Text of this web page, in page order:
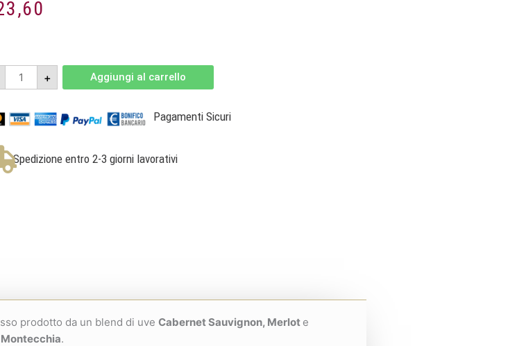
Irenèo
2019
-
Sauvignon
Colli
-
La
Montecchia
+ Aggiungi al carrello
Pagamenti Sicuri
Spedizione entro 2-3 giorni lavorativi
prodotto da un blend di uve Cabernet Sauvignon, Merlot e
Montecchia.